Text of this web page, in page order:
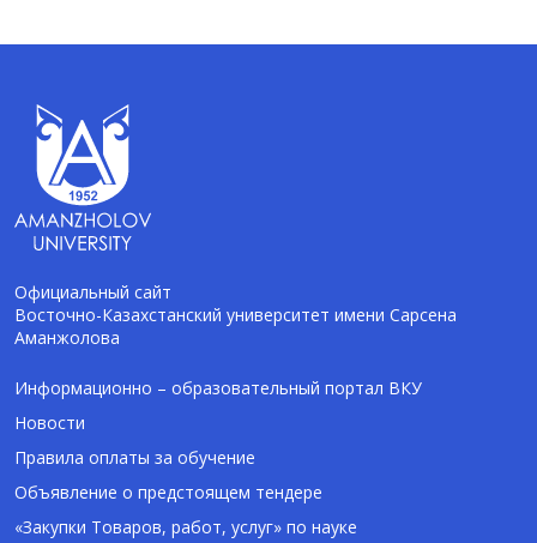
Официальный сайт
Восточно-Казахстанский университет имени Сарсена
Аманжолова
Информационно – образовательный портал ВКУ
Новости
Правила оплаты за обучение
Объявление о предстоящем тендере
«Закупки Товаров, работ, услуг» по науке
Помощник Amanzholov University
Здравствуйте! Я AI-Talapker — помощник
ВКУ им. Сарсена Аманжолова (ВКУ). Отвечу
на вопросы о поступлении в бакалавриат,